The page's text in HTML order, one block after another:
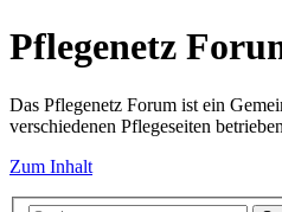
Pflegenetz
Das Pflegenetz Forum ist ein
verschiedenen Pflegeseiten
Zum Inhalt